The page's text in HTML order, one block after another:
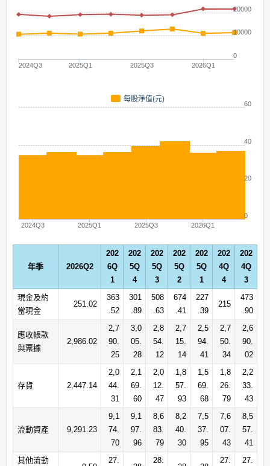
2024Q3 2025Q1 2025Q3 2026Q1
0
10000
20000
每股淨值(元)
2024Q3 2025Q1 2025Q3 2026Q1
0
20
40
60
年季 2026Q2
202
6Q
1
202
5Q
4
202
5Q
3
202
5Q
2
202
5Q
1
202
4Q
4
202
4Q
3
現金及約
當現金
251.02
363
.52
301
.89
508
.63
674
.41
227
.39
215
473
.90
應收帳款
與票據
2,986.02
2,7
90.
25
3,0
05.
28
2,8
54.
12
2,7
15.
14
2,5
94.
41
2,7
50.
34
2,6
90.
02
存貨 2,447.14
2,0
44.
31
2,1
69.
60
2,0
12.
47
1,8
57.
93
1,5
69.
68
1,8
26.
79
2,2
33.
43
流動資產 9,291.23
9,1
74.
70
9,1
97.
96
8,6
83.
79
8,2
40.
30
7,5
37.
95
7,6
07.
43
8,5
57.
41
其他流動
27.
28.
27.
27.